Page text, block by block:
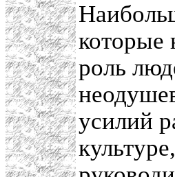
которые
роль
усилий